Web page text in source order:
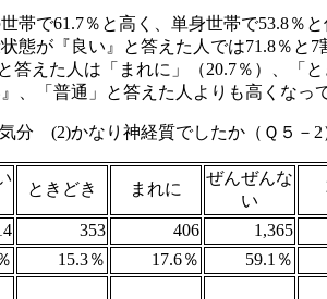
で61.7％と高く、単身世帯で53.8％と
態が『良い』と答えた人では71.8％と7
えた人は「まれに」（20.7％）、「
、「普通」と答えた人よりも高くなっ
分 (2)かなり神経質でしたか（Ｑ５－2
ときどき まれに
ぜんぜんな
い
353 406 1,365
15.3％ 17.6％ 59.1％